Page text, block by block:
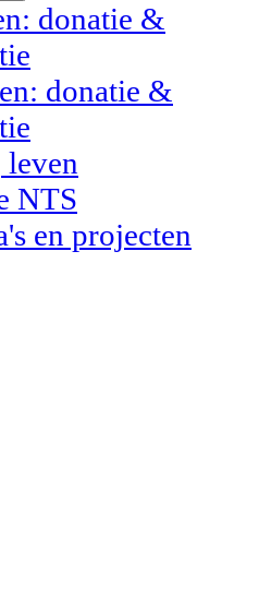
donatie &
donatie &
NTS
en projecten